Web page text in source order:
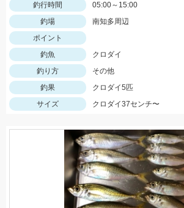
釣行時間
05:00～15:00
釣場
南知多周辺
ポイント
釣魚
クロダイ
釣り方
その他
釣果
クロダイ5匹
サイズ
クロダイ37センチ〜